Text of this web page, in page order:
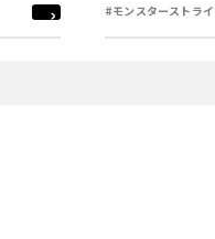
#モンスターストラ